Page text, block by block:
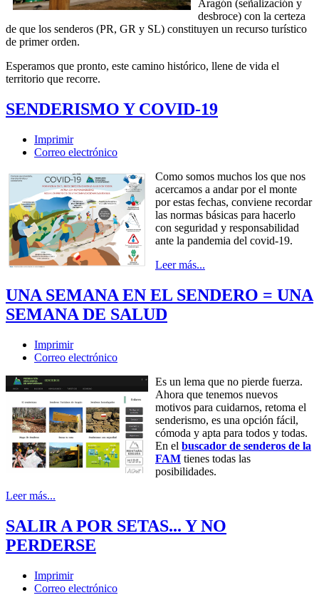
Aragón (señalización y
desbroce) con la certeza
de que los senderos (PR, GR y SL) constituyen un recurso turístico
de primer orden.
Esperamos que pronto, este camino histórico, llene de vida el
territorio que recorre.
SENDERISMO Y COVID-19
Imprimir
Correo electrónico
Como somos muchos los que nos
acercamos a andar por el monte
por estas fechas, conviene recordar
las normas básicas para hacerlo
con seguridad y responsabilidad
ante la pandemia del covid-19.
Leer más...
UNA SEMANA EN EL SENDERO = UNA
SEMANA DE SALUD
Imprimir
Correo electrónico
Es un lema que no pierde fuerza.
Ahora que tenemos nuevos
motivos para cuidarnos, retoma el
senderismo, es una opción fácil,
cómoda y apta para todos y todas.
En el buscador de senderos de la
FAM tienes todas las
posibilidades.
Leer más...
SALIR A POR SETAS... Y NO
PERDERSE
Imprimir
Correo electrónico